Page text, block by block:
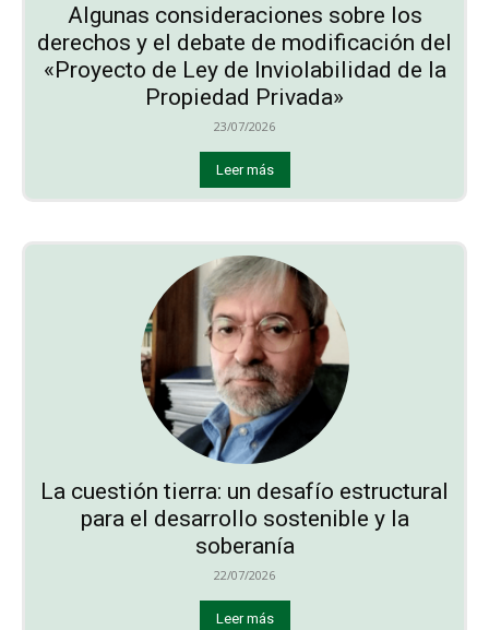
Algunas consideraciones sobre los
derechos y el debate de modificación del
«Proyecto de Ley de Inviolabilidad de la
Propiedad Privada»
23/07/2026
Leer más
La cuestión tierra: un desafío estructural
para el desarrollo sostenible y la
soberanía
22/07/2026
Leer más